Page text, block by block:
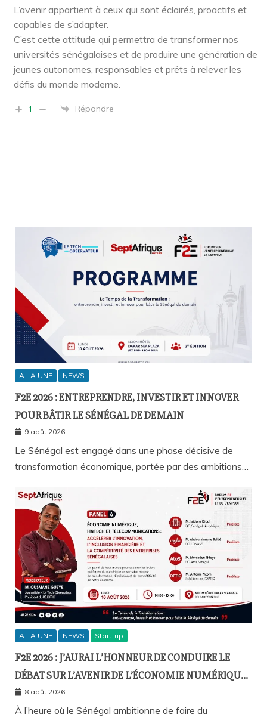
L’avenir appartient à ceux qui sont éclairés, proactifs et
capables de s’adapter.
C’est cette attitude qui permettra de transformer nos
universités sénégalaises et de produire une génération de
jeunes autonomes, responsables et prêts à relever les
défis du monde moderne.
1 Répondre
A LA UNE NEWS
F2E 2026 : ENTREPRENDRE, INVESTIR ET INNOVER
POUR BÂTIR LE SÉNÉGAL DE DEMAIN
9 août 2026
Le Sénégal est engagé dans une phase décisive de
transformation économique, portée par des ambitions…
A LA UNE NEWS Start-up
F2E 2026 : J’AURAI L’HONNEUR DE CONDUIRE LE
DÉBAT SUR L’AVENIR DE L’ÉCONOMIE NUMÉRIQUE
SÉNÉGALAISE
8 août 2026
À l’heure où le Sénégal ambitionne de faire du